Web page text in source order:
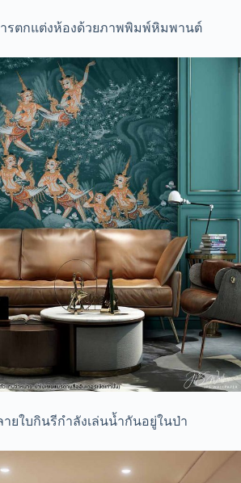
ารตกแต่งห้องด้วยภาพพิมพ์หิมพานต์
ายใบกินรีกำลังเล่นน้ำกันอยู่ในป่า